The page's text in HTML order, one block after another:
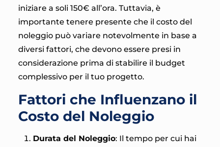
iniziare a soli 150€ all’ora. Tuttavia, è
importante tenere presente che il costo del
noleggio può variare notevolmente in base a
diversi fattori, che devono essere presi in
considerazione prima di stabilire il budget
complessivo per il tuo progetto.
Fattori che Influenzano il
Costo del Noleggio
Durata del Noleggio: Il tempo per cui hai